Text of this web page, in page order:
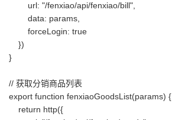
url: "/fenxiao/api/fenxiao/bill",
data: params,
forceLogin: true
})
}
// 获取分销商品列表
export function fenxiaoGoodsList(params) {
return http({